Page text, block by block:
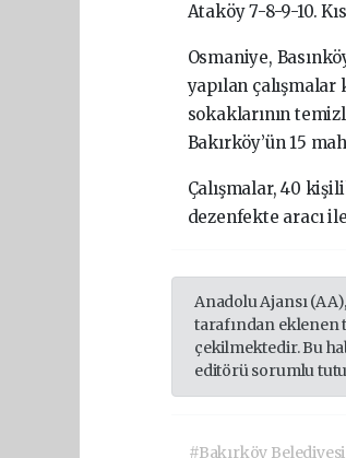
Ataköy7-8-9-10.
Osmaniye,
yapılan çalışmalar
sokaklarının
Bakırköy’ün15
Çalışmalar,40
dezenfekte aracıile
Anadolu Ajansı
tarafından eklenen
çekilmektedir. Bu
editörü sorumlu
#Bakırköy Belediyesi